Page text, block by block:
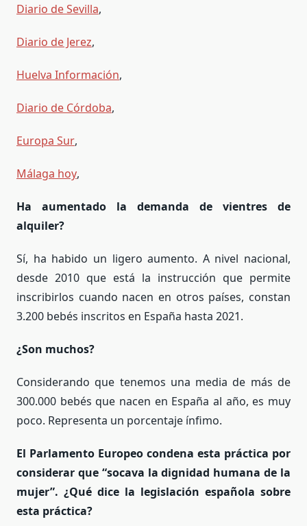
Diario de Sevilla,
Diario de Jerez,
Huelva Información,
Diario de Córdoba,
Europa Sur,
Málaga hoy,
Ha aumentado la demanda de vientres de
alquiler?
Sí, ha habido un ligero aumento. A nivel nacional,
desde 2010 que está la instrucción que permite
inscribirlos cuando nacen en otros países, constan
3.200 bebés inscritos en España hasta 2021.
¿Son muchos?
Considerando que tenemos una media de más de
300.000 bebés que nacen en España al año, es muy
poco. Representa un porcentaje ínfimo.
El Parlamento Europeo condena esta práctica por
considerar que “socava la dignidad humana de la
mujer”. ¿Qué dice la legislación española sobre
esta práctica?